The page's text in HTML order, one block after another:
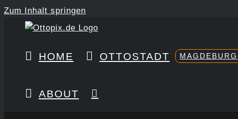
Zum Inhalt springen
HOME OTTOSTADT MAGDEBURG
ABOUT